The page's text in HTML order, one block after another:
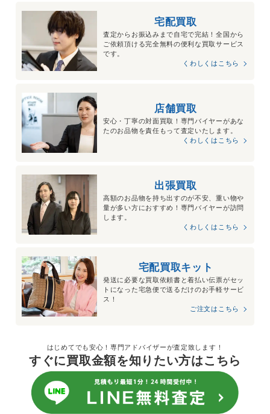
宅配買取
査定からお振込みまで自宅で完結！全国から
ご依頼頂ける完全無料の便利な買取サービス
です。
くわしくはこちら
店舗買取
安心・丁寧の対面買取！専門バイヤーがあな
たのお品物を責任もって査定いたします。
くわしくはこちら
出張買取
高額のお品物を持ち出すのが不安、重い物や
量が多い方におすすめ！専門バイヤーが訪問
します。
くわしくはこちら
宅配買取キット
発送に必要な買取依頼書と着払い伝票がセッ
トになった宅急便で送るだけのお手軽サービ
ス！
ご注文はこちら
はじめてでも安心！専門アドバイザーが査定致します！
すぐに買取金額を知りたい方はこちら